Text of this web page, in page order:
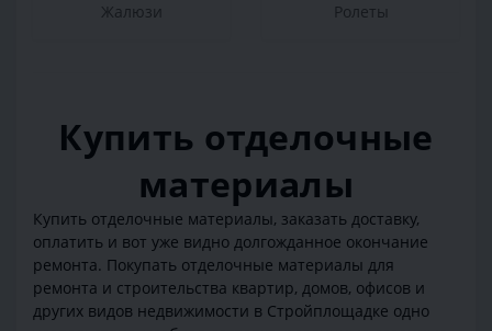
Жалюзи Ролеты
Купить отделочные
материалы
Купить отделочные материалы, заказать доставку,
оплатить и вот уже видно долгожданное окончание
ремонта. Покупать отделочные материалы для
ремонта и строительства квартир, домов, офисов и
других видов недвижимости в Стройплощадке одно